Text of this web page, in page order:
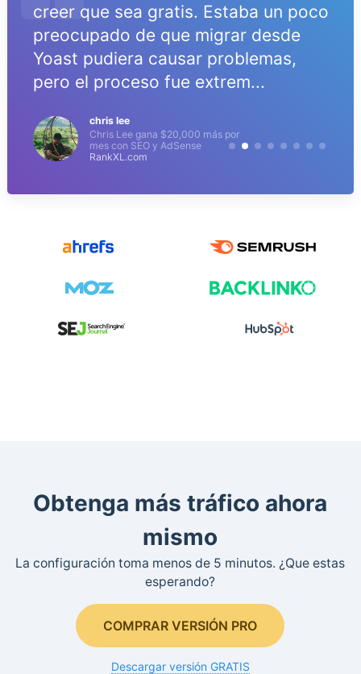
creer que sea gratis. Estaba un poco
preocupado de que migrar desde
Yoast pudiera causar problemas,
pero el proceso fue extrem...
chris lee
Chris Lee gana $20,000 más por
mes con SEO y AdSense
RankXL.com
Obtenga más tráfico ahora
mismo
La configuración toma menos de 5 minutos. ¿Que estas
esperando?
COMPRAR VERSIÓN PRO
Descargar versión GRATIS